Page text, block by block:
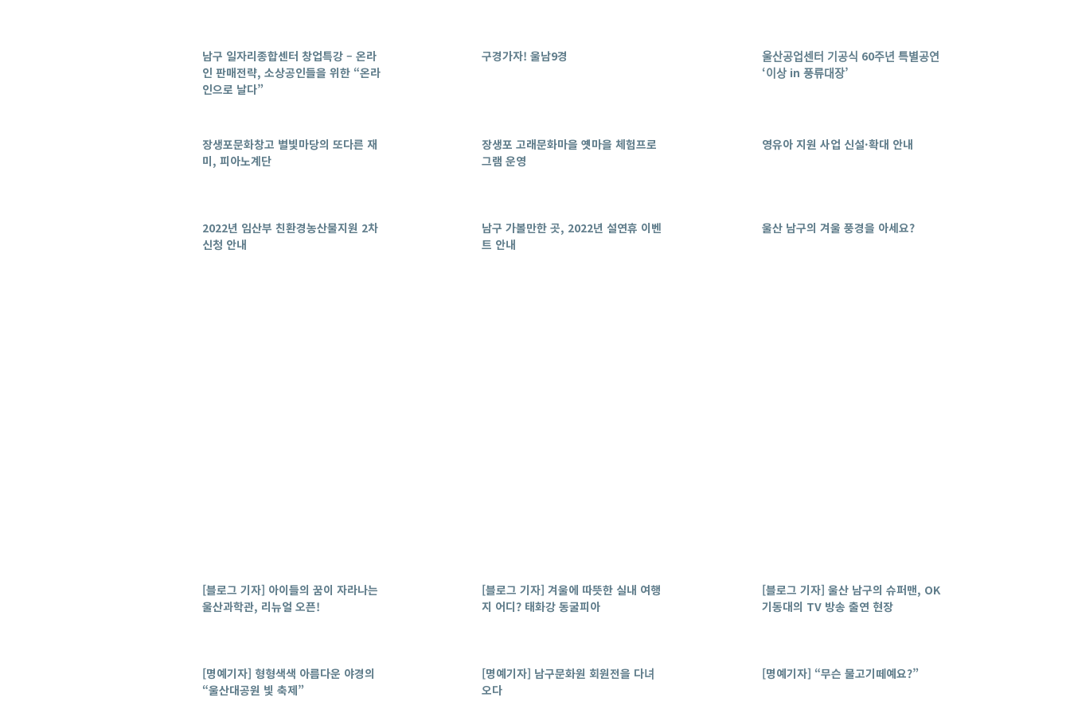
남구 일자리종합센터 창업특강 – 온라
인 판매전략, 소상공인들을 위한 “온라
인으로 날다”
구경가자! 울남9경
울산공업센터 기공식 60주년 특별공연
‘이상 in 풍류대장’
장생포문화창고 별빛마당의 또다른 재
미, 피아노계단
장생포 고래문화마을 옛마을 체험프로
그램 운영
영유아 지원 사업 신설·확대 안내
2022년 임산부 친환경농산물지원 2차
신청 안내
남구 가볼만한 곳, 2022년 설연휴 이벤
트 안내
울산 남구의 겨울 풍경을 아세요?
[블로그 기자] 아이들의 꿈이 자라나는
울산과학관, 리뉴얼 오픈!
[블로그 기자] 겨울에 따뜻한 실내 여행
지 어디? 태화강 동굴피아
[블로그 기자] 울산 남구의 슈퍼맨, OK
기동대의 TV 방송 출연 현장
[명예기자] 형형색색 아름다운 야경의
“울산대공원 빛 축제”
[명예기자] 남구문화원 회원전을 다녀
오다
[명예기자] “무슨 물고기떼예요?”